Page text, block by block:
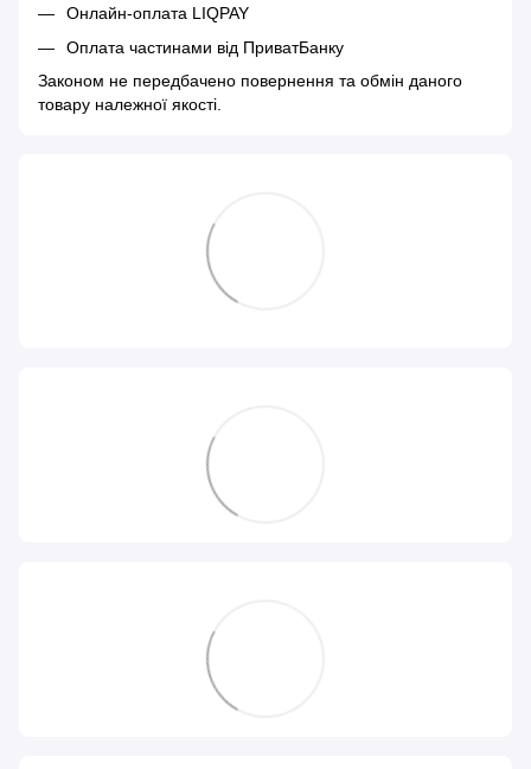
Онлайн-оплата LIQPAY
Оплата частинами від ПриватБанку
Законом не передбачено повернення та обмін даного
товару належної якості.